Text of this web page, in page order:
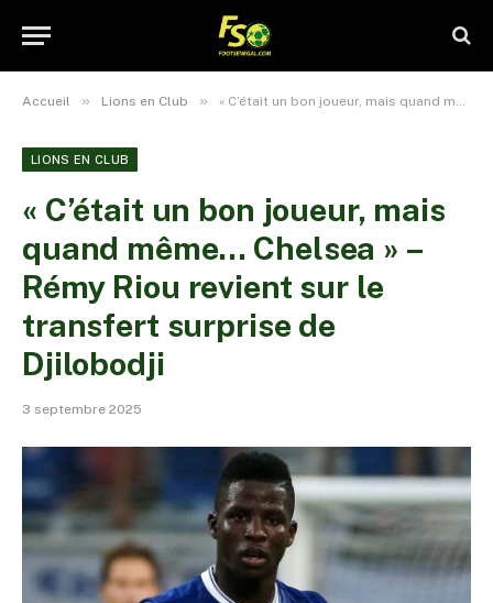
Accueil » Lions en Club » « C’était un bon joueur, mais quand même… Chelsea » – Rémy Riou revient sur le transfert surprise de Djilobodji
LIONS EN CLUB
« C’était un bon joueur, mais
quand même… Chelsea » –
Rémy Riou revient sur le
transfert surprise de
Djilobodji
3 septembre 2025